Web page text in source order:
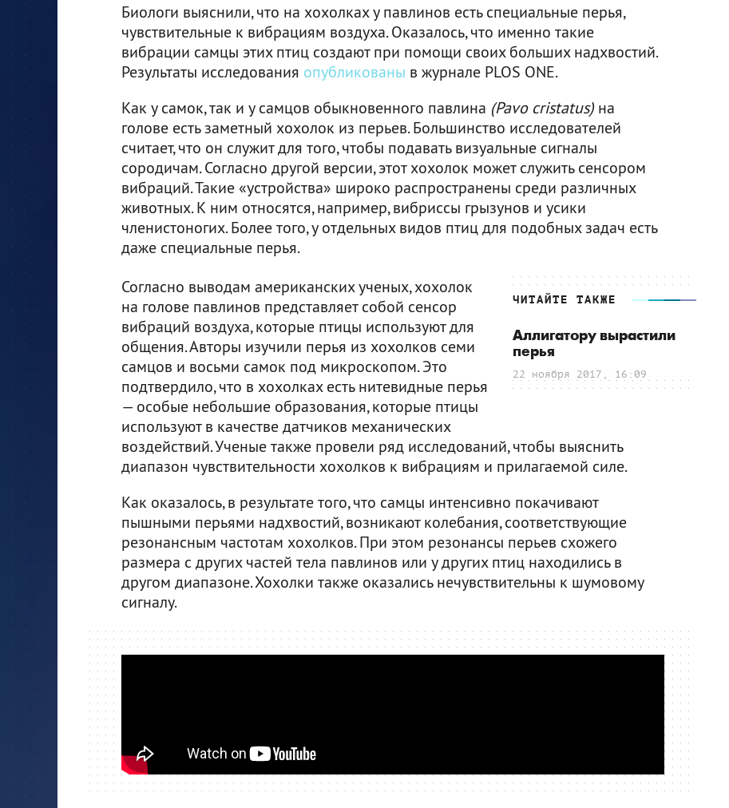
Биологи выяснили, что на хохолках у павлинов есть специальные перья,
чувствительные к вибрациям воздуха. Оказалось, что именно такие
вибрации самцы этих птиц создают при помощи своих больших надхвостий.
Результаты исследования опубликованы в журнале PLOS ONE.
Как у самок, так и у самцов обыкновенного павлина (Pavo cristatus) на
голове есть заметный хохолок из перьев. Большинство исследователей
считает, что он служит для того, чтобы подавать визуальные сигналы
сородичам. Согласно другой версии, этот хохолок может служить сенсором
вибраций. Такие «устройства» широко распространены среди различных
животных. К ним относятся, например, вибриссы грызунов и усики
членистоногих. Более того, у отдельных видов птиц для подобных задач есть
даже специальные перья.
ЧИТАЙТЕ ТАКЖЕ
Аллигатору вырастили
перья
22 ноября 2017, 16:09
Согласно выводам американских ученых, хохолок
на голове павлинов представляет собой сенсор
вибраций воздуха, которые птицы используют для
общения. Авторы изучили перья из хохолков семи
самцов и восьми самок под микроскопом. Это
подтвердило, что в хохолках есть нитевидные перья
— особые небольшие образования, которые птицы
используют в качестве датчиков механических
воздействий. Ученые также провели ряд исследований, чтобы выяснить
диапазон чувствительности хохолков к вибрациям и прилагаемой силе.
Как оказалось, в результате того, что самцы интенсивно покачивают
пышными перьями надхвостий, возникают колебания, соответствующие
резонансным частотам хохолков. При этом резонансы перьев схожего
размера с других частей тела павлинов или у других птиц находились в
другом диапазоне. Хохолки также оказались нечувствительны к шумовому
сигналу.